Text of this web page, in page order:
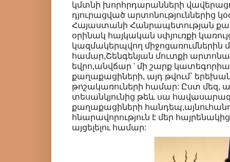
կմտնի խորհրդարանների
դյուրացված արտոնություններից
Հայաստանի Հանրապետության
օրինակ հայկական սփյուռքի
կազմակերպվող միջոցառումներին
համար,Շենգենյան մուտքի
եվրո,անվճար ' մի շարք
քաղաքացիների, այդ թվում`
թոշակառուների համար: Ըստ մեզ,
տեսանկյունից թեև սա
քաղաքացիների
հնարավորություն է մեր
այցելելու համար: